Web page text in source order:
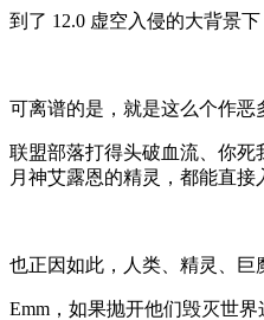
到了 12.0 虚空入侵的大背景
可离谱的是，就是这么个作
联盟部落打得头破血流、你
月神艾露恩的精灵，都能直接
也正因如此，人类、精灵、巨
Emm，如果抛开他们毁灭世